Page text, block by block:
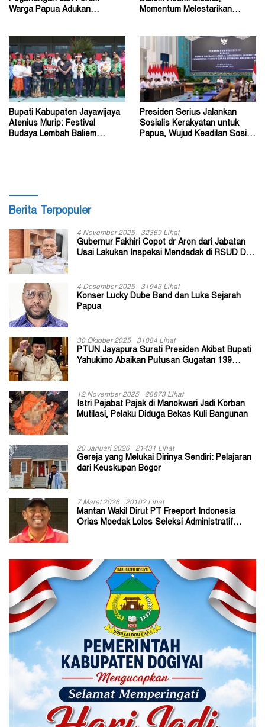
Warga Papua Adukan
Momentum Melestarikan
Bupati Kabupaten Jayawijaya
Atenius Murip: Festival
Budaya Lembah Baliem
Presiden Serius Jalankan
Sosialis Kerakyatan untuk
Papua, Wujud Keadilan Sosial
Berita Terpopuler
4 November 2025 32369 Lihat
Gubernur Fakhiri Copot dr Aron dari Jabatan
Usai Lakukan Inspeksi Mendadak di RSUD Dok
4 Desember 2025 31943 Lihat
Konser Lucky Dube Band dan Luka Sejarah
Papua
30 Oktober 2025 31084 Lihat
PTUN Jayapura Surati Presiden Akibat Bupati
Yahukimo Abaikan Putusan Gugatan 139
12 November 2025 28873 Lihat
Istri Pejabat Pajak di Manokwari Jadi Korban
Mutilasi, Pelaku Diduga Bekas Kuli Bangunan
20 Januari 2026 21431 Lihat
Gereja yang Melukai Dirinya Sendiri: Pelajaran
dari Keuskupan Bogor
7 Maret 2026 20102 Lihat
Mantan Wakil Dirut PT Freeport Indonesia
Orias Moedak Lolos Seleksi Administratif